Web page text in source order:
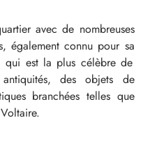
avec de nombreuses
également connu pour sa
qui est la plus célèbre de
des objets de
branchées telles que